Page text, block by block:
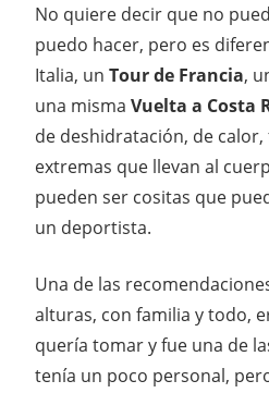
No quiere decir que no
puedo hacer, pero es
Italia, un Tour de Francia,
una misma Vuelta a Costa
de deshidratación, de
extremas que llevan al
pueden ser cositas que
un deportista.
Una de las
alturas, con familia y todo,
quería tomar y fue una de
tenía un poco personal,